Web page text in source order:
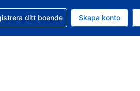
valuta är Amerikanska dollar
språk är Svenska
med din bokning
ditt boende Skapa konto